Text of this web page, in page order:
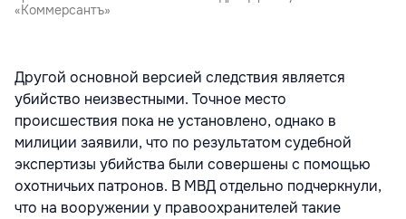
«Коммерсантъ»
Другой основной версией следствия является
убийство неизвестными. Точное место
происшествия пока не установлено, однако в
милиции заявили, что по результатом судебной
экспертизы убийства были совершены с помощью
охотничьих патронов. В МВД отдельно подчеркнули,
что на вооружении у правоохранителей такие